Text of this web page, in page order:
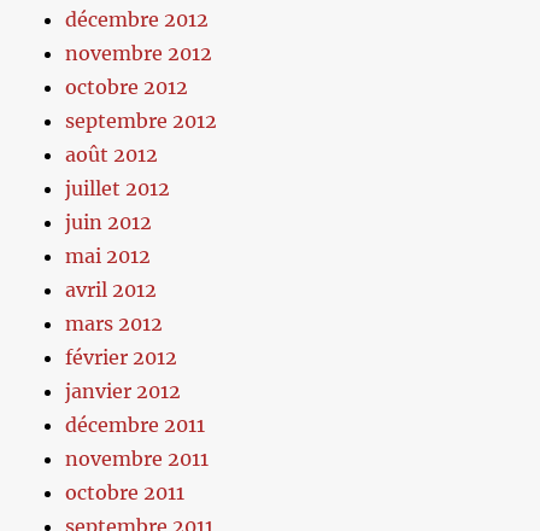
décembre 2012
novembre 2012
octobre 2012
septembre 2012
août 2012
juillet 2012
juin 2012
mai 2012
avril 2012
mars 2012
février 2012
janvier 2012
décembre 2011
novembre 2011
octobre 2011